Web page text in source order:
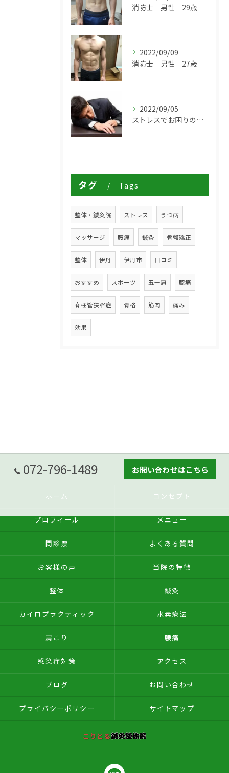
消防士 男性 29歳
2022/09/09
消防士 男性 27歳
2022/09/05
ストレスでお困りの方は伊丹市の鍼灸治療院からだ工房ZEROへ
タグ Tags
整体・鍼灸院 ストレス うつ病
マッサージ 腰痛 鍼灸 骨盤矯正
整体 伊丹 伊丹市 口コミ
おすすめ スポーツ 五十肩 膝痛
脊柱管狭窄症 骨格 筋肉 痛み
効果
072-796-1489 お問い合わせはこちら
ホーム コンセプト
プロフィール メニュー
問診票 よくある質問
お客様の声 当院の特徴
整体 鍼灸
カイロプラクティック 水素療法
肩こり 腰痛
感染症対策 アクセス
ブログ お問い合わせ
プライバシーポリシー サイトマップ